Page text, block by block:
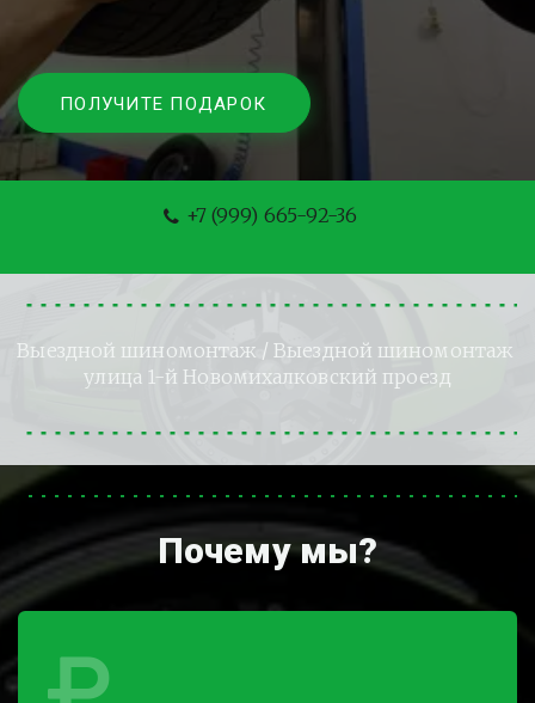
ПОЛУЧИТЕ ПОДАРОК
+7 (999) 665-92-36
Выездной шиномонтаж / Выездной шиномонтаж
улица 1-й Новомихалковский проезд
Почему мы?